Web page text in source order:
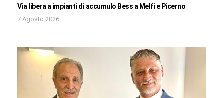
Via libera a impianti di accumulo Bess a Melfi e Picerno
7 Agosto 2026